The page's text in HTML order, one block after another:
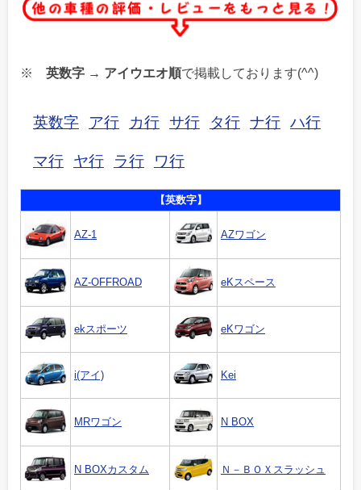
※ 英数字 → アイウエオ順で掲載しております(^^)
英数字 ア行 カ行 サ行 タ行 ナ行 ハ行
マ行 ヤ行 ラ行 ワ行
【英数字】
AZ-1 AZワゴン
AZ-OFFROAD eKスペース
ekスポーツ eKワゴン
i(アイ) Kei
MRワゴン N BOX
N BOXカスタム Ｎ－ＢＯＸスラッシュ